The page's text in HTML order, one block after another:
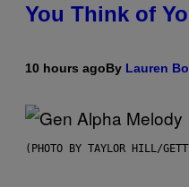
You Think of
10 hours agoBy Lauren
(PHOTO BY TAYLOR HILL/